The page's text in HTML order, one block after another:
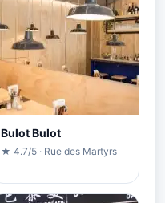
Bulot Bulot
★ 4.7/5 · Rue des Martyrs